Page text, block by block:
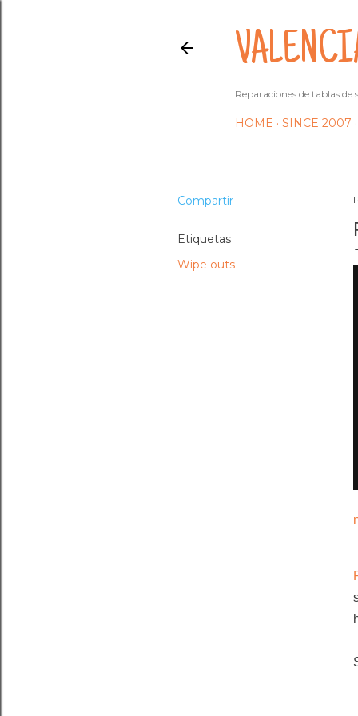
Reparaciones de tablas
HOME SINCE 2007
Compartir
Etiquetas
Wipe outs